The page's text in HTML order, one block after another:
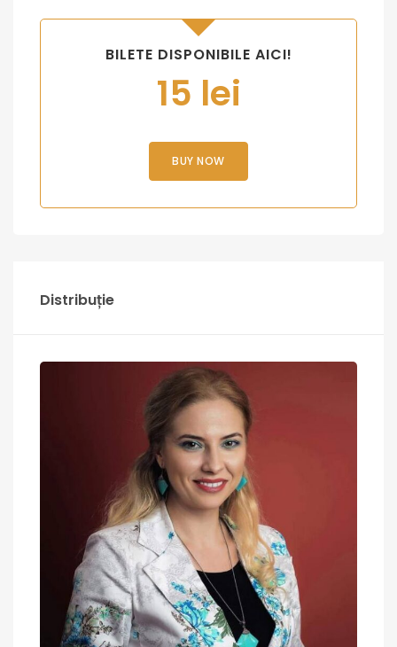
BILETE DISPONIBILE AICI!
15 lei
BUY NOW
Distribuție